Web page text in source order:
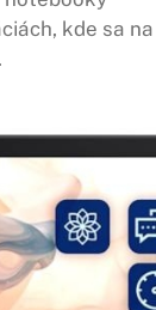
kde sa na